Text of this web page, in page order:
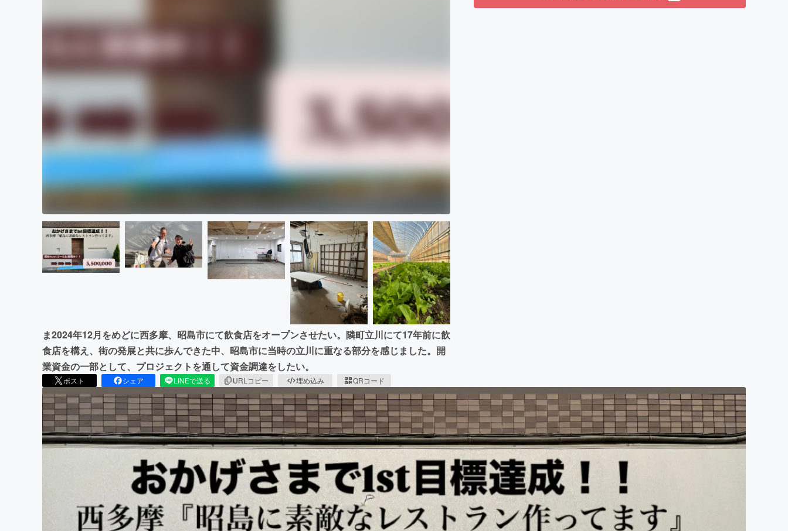
ま2024年12月をめどに西多摩、昭島市にて飲食店をオープンさせたい。隣町立川にて17年前に飲
食店を構え、街の発展と共に歩んできた中、昭島市に当時の立川に重なる部分を感じました。開
業資金の一部として、プロジェクトを通して資金調達をしたい。
ポスト シェア LINEで送る URLコピー 埋め込み QRコード